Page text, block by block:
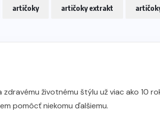
artičoky artičoky extrakt
zdravému životnému štýlu už viac ako 10
pomôcť niekomu ďalšiemu.